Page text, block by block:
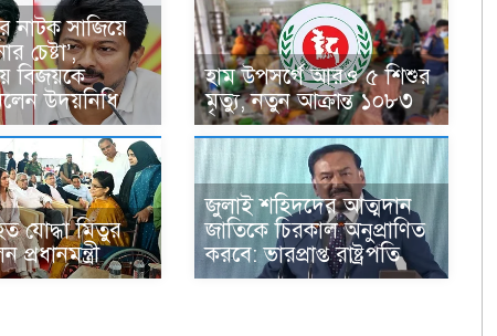
নাটক সাজিয়ে
চেষ্টা’,
বিজয়কে
উদয়নিধি
হাম উপসর্গে আরও ৫ শিশুর
মৃত্যু, নতুন আক্রান্ত ১০৮৩
যোদ্ধা মিতুর
প্রধানমন্ত্রী
জুলাই শহিদদের আত্মদান
জাতিকে চিরকাল অনুপ্রাণিত
করবে: ভারপ্রাপ্ত রাষ্ট্রপতি